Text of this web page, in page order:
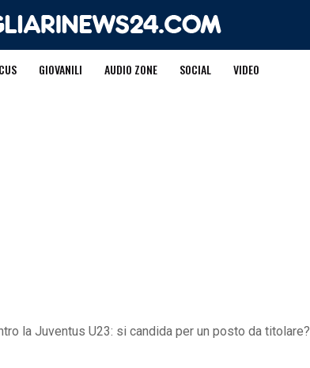
GIOVANILI AUDIO ZONE SOCIAL VIDEO
la Juventus U23: si candida per un posto da titolare?